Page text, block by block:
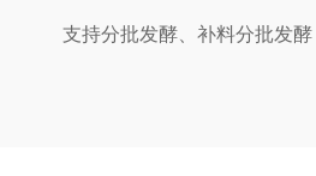
支持分批发酵、补料分批发酵